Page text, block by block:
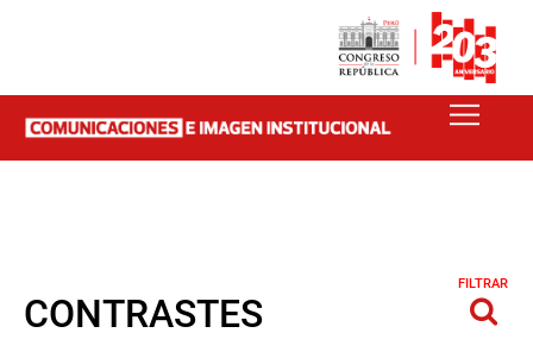
CONTRASTES
FILTRAR